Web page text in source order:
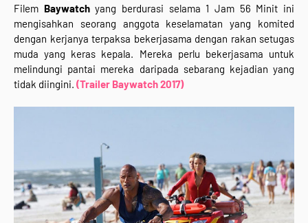
Filem Baywatchyang berdurasi selama 1 Jam 56 Minit ini
mengisahkan seorang anggota keselamatan yang komited
dengan kerjanya terpaksa bekerjasama dengan rakan setugas
muda yang keras kepala. Mereka perlu bekerjasama untuk
melindungi pantai mereka daripada sebarang kejadian yang
tidak diingini. (Trailer Baywatch 2017)